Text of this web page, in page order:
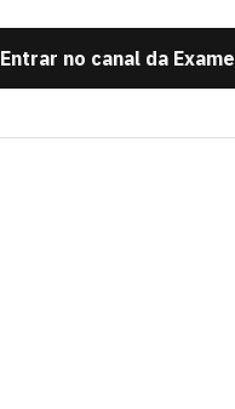
Entrar no canal da Exame